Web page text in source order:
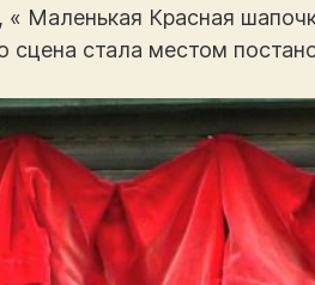
« Маленькая Красная
сцена стала местом